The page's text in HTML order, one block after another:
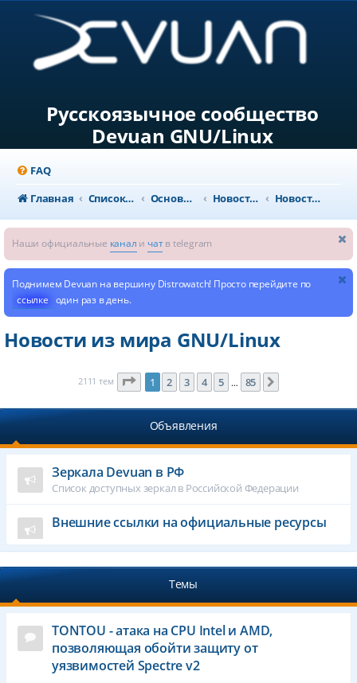
Русскоязычное сообщество
Devuan GNU/Linux
FAQ
Главная
Список форумов Основной раздел Новости и объявления Новости из мира GNU/Linux
Наши официальные канал и чатв telegram
Поднимем Devuan на вершину Distrowatch! Просто перейдите по
ссылке один раз в день.
Новости из мира GNU/Linux
2111 тем Страница из 85
1 2 3 4 5 … 85
Объявления
Зеркала Devuan в РФ
Список доступных зеркал в Российской Федерации
Внешние ссылки на официальные ресурсы
Темы
TONTOU - атака на CPU Intel и AMD,
позволяющая обойти защиту от
уязвимостей Spectre v2